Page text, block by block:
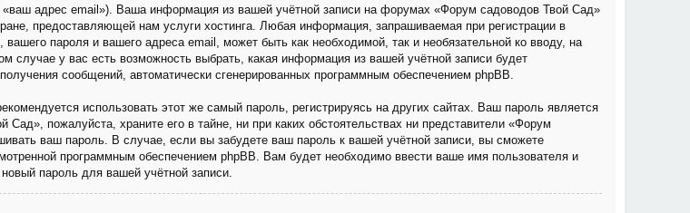
адрес email»). Ваша информация из вашей учётной записи на форумах «Форум садоводов Твой Сад»
предоставляющей нам услуги хостинга. Любая информация, запрашиваемая при регистрации в
пароля и вашего адреса email, может быть как необходимой, так и необязательной ко вводу, на
у вас есть возможность выбрать, какая информация из вашей учётной записи будет
сообщений, автоматически сгенерированных программным обеспечением phpBB.
использовать этот же самый пароль, регистрируясь на других сайтах. Ваш пароль является
пожалуйста, храните его в тайне, ни при каких обстоятельствах ни представители «Форум
ваш пароль. В случае, если вы забудете ваш пароль к вашей учётной записи, вы сможете
программным обеспечением phpBB. Вам будет необходимо ввести ваше имя пользователя и
пароль для вашей учётной записи.